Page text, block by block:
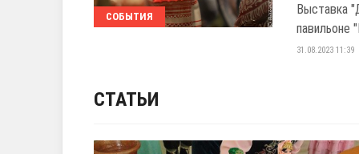
СОБЫТИЯ
Выставка
павильоне
31.08.2023 11:39
СТАТЬИ